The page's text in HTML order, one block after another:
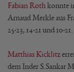
Fabian Roth konnte
Arnaud Merkle aus
25-23, 14-21 und 10-21.
Matthias Kicklitz
dem Inder S.Sankar